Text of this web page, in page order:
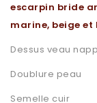
escarpin bride
marine, beige
Dessus veau
Doublure peau
Semelle cuir